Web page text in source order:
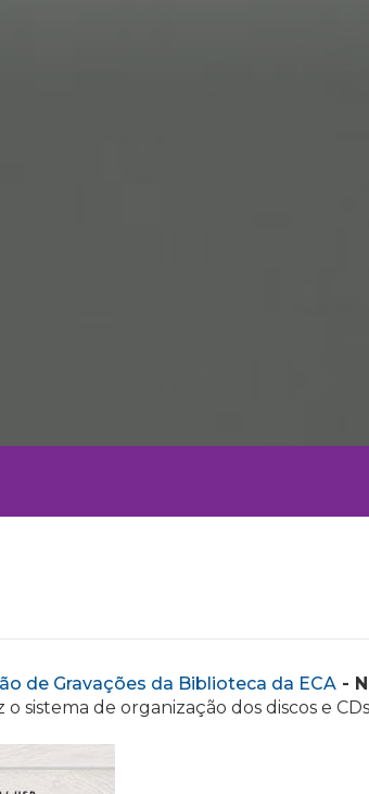
de Gravações da Biblioteca da ECA -
o sistema de organização dos discos e